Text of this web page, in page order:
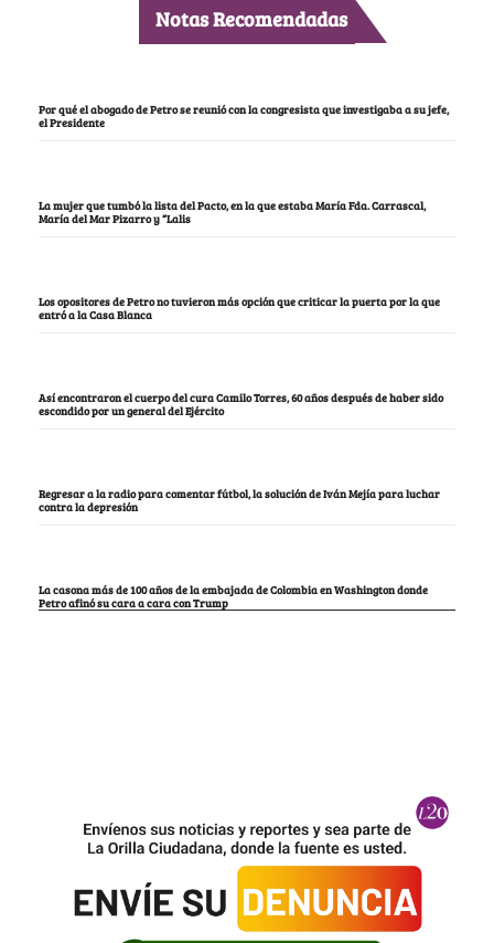
Notas Recomendadas
Por qué el abogado de Petro se reunió con la congresista que investigaba a su jefe,
el Presidente
La mujer que tumbó la lista del Pacto, en la que estaba María Fda. Carrascal,
María del Mar Pizarro y “Lalis
Los opositores de Petro no tuvieron más opción que criticar la puerta por la que
entró a la Casa Blanca
Así encontraron el cuerpo del cura Camilo Torres, 60 años después de haber sido
escondido por un general del Ejército
Regresar a la radio para comentar fútbol, la solución de Iván Mejía para luchar
contra la depresión
La casona más de 100 años de la embajada de Colombia en Washington donde
Petro afinó su cara a cara con Trump